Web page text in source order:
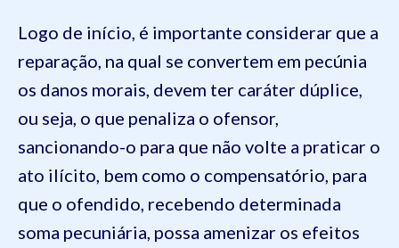
Logo de início, é importante considerar que a
reparação, na qual se convertem em pecúnia
os danos morais, devem ter caráter dúplice,
ou seja, o que penaliza o ofensor,
sancionando-o para que não volte a praticar o
ato ilícito, bem como o compensatório, para
que o ofendido, recebendo determinada
soma pecuniária, possa amenizar os efeitos